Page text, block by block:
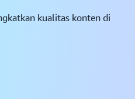
kualitas konten di